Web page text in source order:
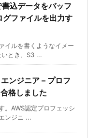
込データをバッフ
グファイルを出力す
イルを書くようなイメー
とき、S3 ...
ンジニア – プロフ
格しました
。AWS認定プロフェッシ
ンジニ ...